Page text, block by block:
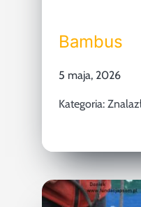
Bambus
5 maja, 2026
Kategoria: